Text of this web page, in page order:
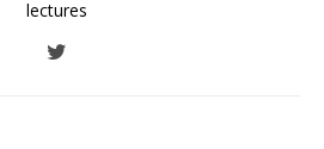
lectures